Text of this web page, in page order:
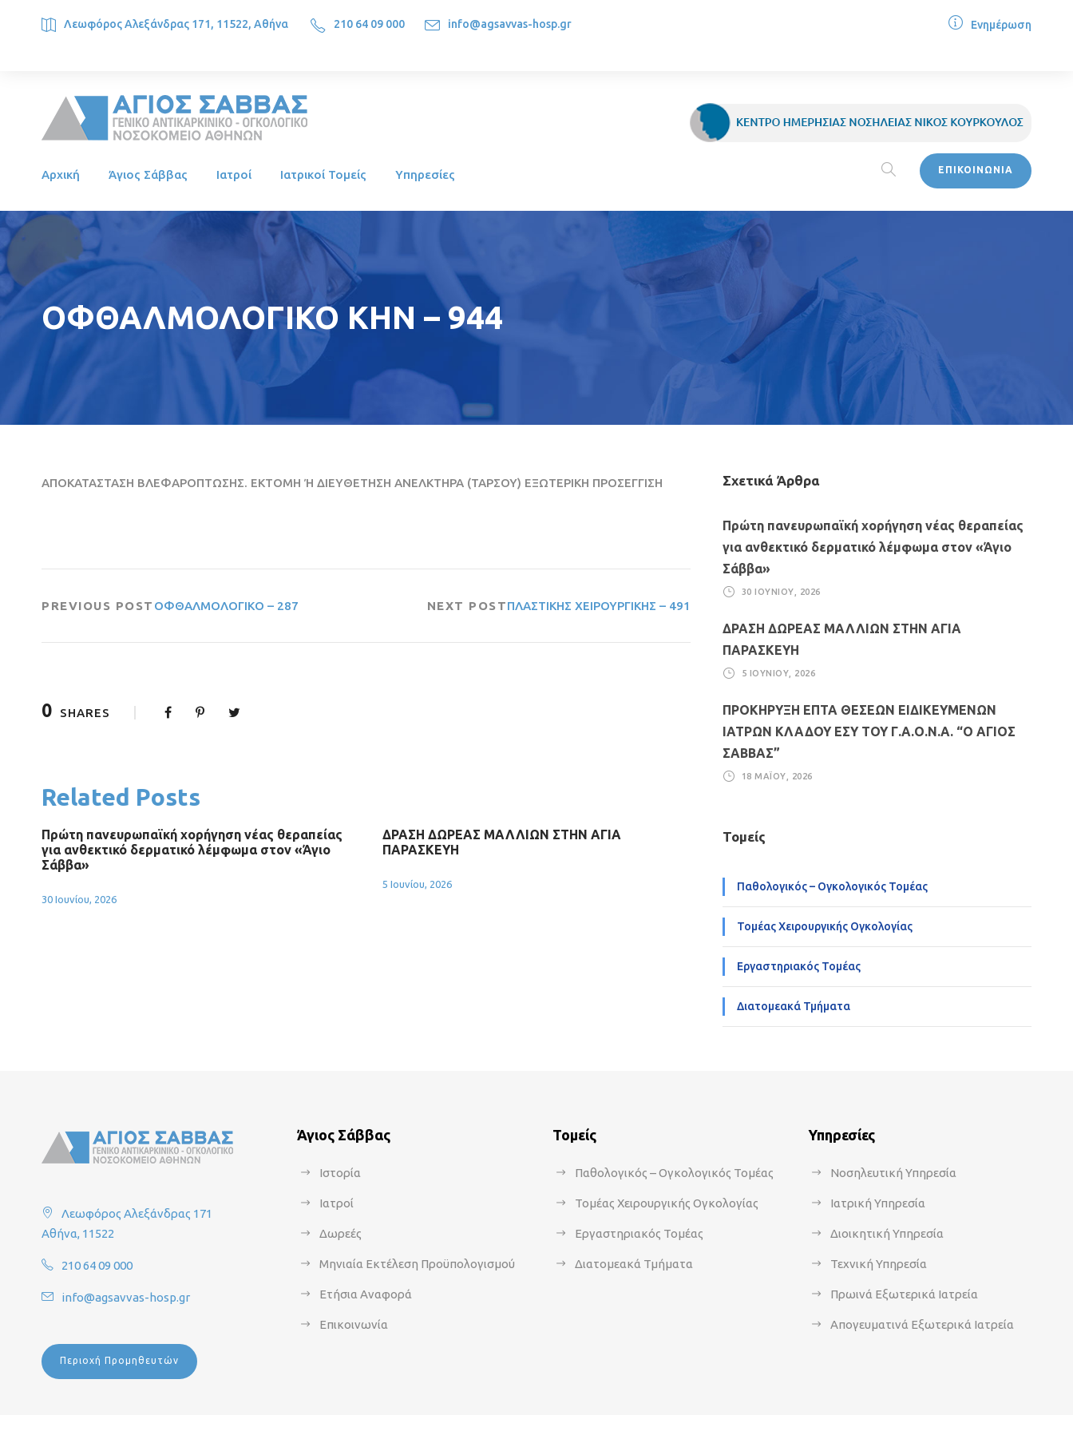
Λεωφόρος Αλεξάνδρας 171, 11522, Αθήνα 210 64 09 000 info@agsavvas-hosp.gr Ενημέρωση
Αρχική Άγιος Σάββας Ιατροί Ιατρικοί Τομείς Υπηρεσίες ΕΠΙΚΟΙΝΩΝΙΑ
ΟΦΘΑΛΜΟΛΟΓΙΚΟ ΚΗΝ – 944
ΑΠΟΚΑΤΑΣΤΑΣΗ ΒΛΕΦΑΡΟΠΤΩΣΗΣ. ΕΚΤΟΜΗ Ή ΔΙΕΥΘΕΤΗΣΗ ΑΝΕΛΚΤΗΡΑ (ΤΑΡΣΟΥ) ΕΞΩΤΕΡΙΚΗ ΠΡΟΣΕΓΓΙΣΗ
PREVIOUS POST ΟΦΘΑΛΜΟΛΟΓΙΚΟ – 287 NEXT POSTΠΛΑΣΤΙΚΗΣ ΧΕΙΡΟΥΡΓΙΚΗΣ – 491
0 SHARES
Related Posts
Πρώτη πανευρωπαϊκή χορήγηση νέας θεραπείας
για ανθεκτικό δερματικό λέμφωμα στον «Άγιο
Σάββα»
30 Ιουνίου, 2026
ΔΡΑΣΗ ΔΩΡΕΑΣ ΜΑΛΛΙΩΝ ΣΤΗΝ ΑΓΙΑ
ΠΑΡΑΣΚΕΥΗ
5 Ιουνίου, 2026
Σχετικά Άρθρα
Πρώτη πανευρωπαϊκή χορήγηση νέας θεραπείας
για ανθεκτικό δερματικό λέμφωμα στον «Άγιο
Σάββα»
30 ΙΟΥΝΊΟΥ, 2026
ΔΡΑΣΗ ΔΩΡΕΑΣ ΜΑΛΛΙΩΝ ΣΤΗΝ ΑΓΙΑ
ΠΑΡΑΣΚΕΥΗ
5 ΙΟΥΝΊΟΥ, 2026
ΠΡΟΚΗΡΥΞΗ ΕΠΤΑ ΘΕΣΕΩΝ ΕΙΔΙΚΕΥΜΕΝΩΝ
ΙΑΤΡΩΝ ΚΛΑΔΟΥ ΕΣΥ ΤΟΥ Γ.Α.Ο.Ν.Α. “Ο ΑΓΙΟΣ
ΣΑΒΒΑΣ”
18 ΜΑΪ́ΟΥ, 2026
Τομείς
Παθολογικός – Ογκολογικός Τομέας
Τομέας Χειρουργικής Ογκολογίας
Εργαστηριακός Τομέας
Διατομεακά Τμήματα
Λεωφόρος Αλεξάνδρας 171
Αθήνα, 11522
210 64 09 000
info@agsavvas-hosp.gr
Περιοχή Προμηθευτών
Άγιος Σάββας
Ιστορία
Ιατροί
Δωρεές
Μηνιαία Εκτέλεση Προϋπολογισμού
Ετήσια Αναφορά
Επικοινωνία
Τομείς
Παθολογικός – Ογκολογικός Τομέας
Τομέας Χειρουργικής Ογκολογίας
Εργαστηριακός Τομέας
Διατομεακά Τμήματα
Υπηρεσίες
Νοσηλευτική Υπηρεσία
Ιατρική Υπηρεσία
Διοικητική Υπηρεσία
Τεχνική Υπηρεσία
Πρωινά Εξωτερικά Ιατρεία
Απογευματινά Εξωτερικά Ιατρεία